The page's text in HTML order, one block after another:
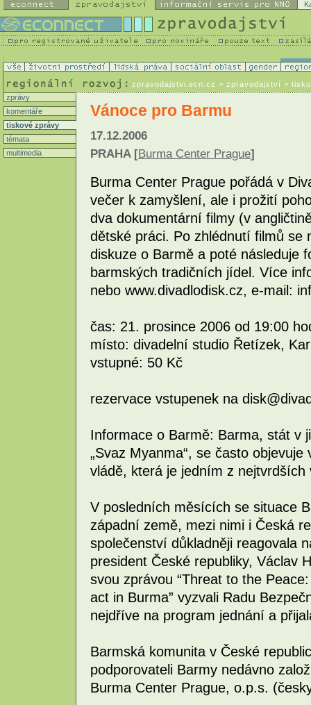
zpravodajstvi.ecn.cz > zpravodajství >
zprávy
komentáře
tiskové zprávy
témata
multimedia
Vánoce pro Barmu
17.12.2006
PRAHA [Burma Center Prague]
Burma Center Prague pořádá v
večer k zamyšlení, ale i prožití
dva dokumentární filmy (v
dětské práci. Po zhlédnutí filmů se
diskuze o Barmě a poté následuje
barmských tradičních jídel. Více
nebo www.divadlodisk.cz, e-mail:
čas: 21. prosince 2006 od 19:00
místo: divadelní studio Řetízek,
vstupné: 50 Kč
rezervace vstupenek na
Informace o Barmě: Barma, stát v
„Svaz Myanma“, se často
vládě, která je jedním z
V posledních měsících se situace
západní země, mezi nimi i Česká
společenství důkladněji reagovala
president České republiky, Václav
svou zprávou “Threat to the
act in Burma” vyzvali Radu
nejdříve na program jednání a
Barmská komunita v České
podporovateli Barmy nedávno
Burma Center Prague, o.p.s.